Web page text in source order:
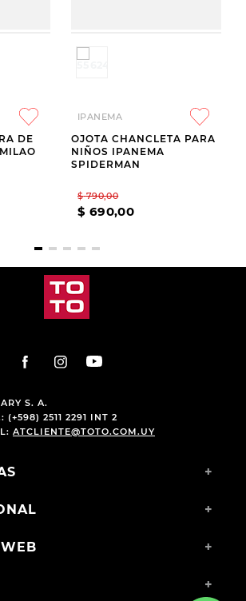
DE
IPANEMA
OJOTA CHANCLETA PARA
NIÑOS IPANEMA
SPIDERMAN
$ 790,00
$ 690,00
S. A.
(+598) 2511 2291 INT 2
ATCLIENTE@TOTO.COM.UY
+
+
+
+